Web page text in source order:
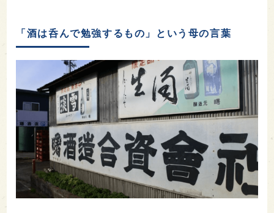
「酒は呑んで勉強するもの」という母の言葉